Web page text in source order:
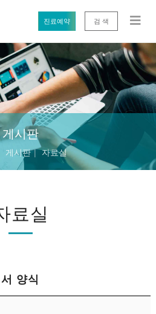
진료예약 검 색
게시판
게시판 자료실
료실
양식